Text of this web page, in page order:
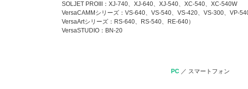
SOLJET PROIII：XJ-740、XJ-640、XJ-540、XC-540、XC-540W
VersaCAMMシリーズ：VS-640、VS-540、VS-420、VS-300、VP-
VersaArtシリーズ：RS-640、RS-540、RE-640）
VersaSTUDIO：BN-20
PC／ スマートフォン